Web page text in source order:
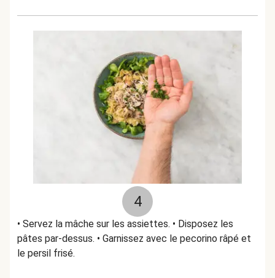
4
• Servez la mâche sur les assiettes. • Disposez les
pâtes par-dessus. • Garnissez avec le pecorino râpé et
le persil frisé.